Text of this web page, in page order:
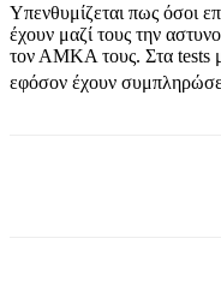
Υπενθυμίζεται πως όσοι
έχουν μαζί τους την
τον ΑΜΚΑ τους. Στα tests
εφόσον έχουν